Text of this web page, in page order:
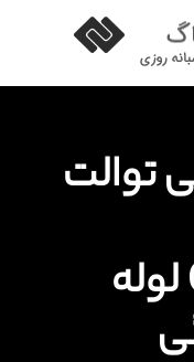
توالت
5767❶❻❾0912 لوله